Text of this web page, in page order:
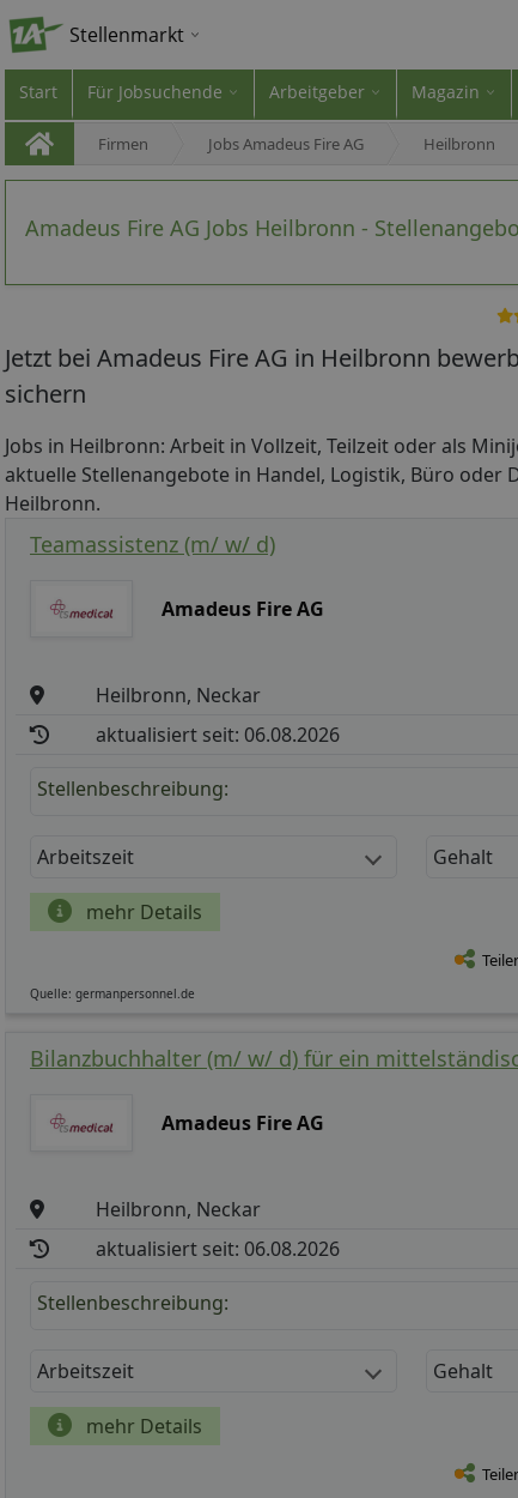
Stellenmarkt
Start Für Jobsuchende Arbeitgeber Magazin
Firmen Jobs Amadeus Fire AG Heilbronn
Amadeus Fire AG Jobs Heilbronn -
Jetzt bei Amadeus Fire AG in Heilbronn
sichern
Jobs in Heilbronn: Arbeit in Vollzeit, Teilzeit oder als
aktuelle Stellenangebote in Handel, Logistik, Büro oder
Heilbronn.
Teamassistenz (m/ w/ d)
Amadeus Fire AG
Heilbronn, Neckar
aktualisiert seit: 06.08.2026
Stellenbeschreibung:
Arbeitszeit Gehalt
mehr Details
Quelle: germanpersonnel.de
Bilanzbuchhalter (m/ w/ d) für ein
Amadeus Fire AG
Heilbronn, Neckar
aktualisiert seit: 06.08.2026
Stellenbeschreibung:
Arbeitszeit Gehalt
mehr Details